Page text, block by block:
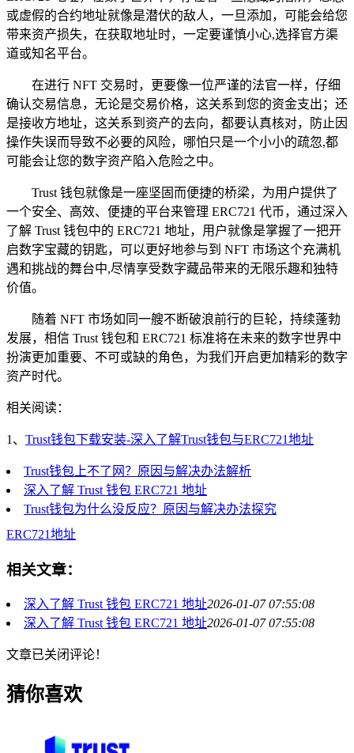
或虚假的合约地址就像是潜伏的敌人，一旦添加，可能会给您
带来资产损失，在获取地址时，一定要谨慎小心,选择官方渠
道或知名平台。
在进行 NFT 交易时，更要像一位严谨的法官一样，仔细
确认交易信息，无论是交易价格，这关系到您的资金支出；还
是接收方地址，这关系到资产的去向，都要认真核对，防止因
操作失误而导致不必要的风险，哪怕只是一个小小的疏忽,都
可能会让您的数字资产陷入危险之中。
Trust 钱包就像是一座坚固而便捷的桥梁，为用户提供了
一个安全、高效、便捷的平台来管理 ERC721 代币，通过深入
了解 Trust 钱包中的 ERC721 地址，用户就像是掌握了一把开
启数字宝藏的钥匙，可以更好地参与到 NFT 市场这个充满机
遇和挑战的舞台中,尽情享受数字藏品带来的无限乐趣和独特
价值。
随着 NFT 市场如同一艘不断破浪前行的巨轮，持续蓬勃
发展，相信 Trust 钱包和 ERC721 标准将在未来的数字世界中
扮演更加重要、不可或缺的角色，为我们开启更加精彩的数字
资产时代。
相关阅读：
1、 Trust钱包下载安装-深入了解Trust钱包与ERC721地址
Trust钱包上不了网？原因与解决办法解析
深入了解 Trust 钱包 ERC721 地址
Trust钱包为什么没反应？原因与解决办法探究
ERC721地址
相关文章：
深入了解 Trust 钱包 ERC721 地址2026-01-07 07:55:08
深入了解 Trust 钱包 ERC721 地址2026-01-07 07:55:08
文章已关闭评论！
猜你喜欢